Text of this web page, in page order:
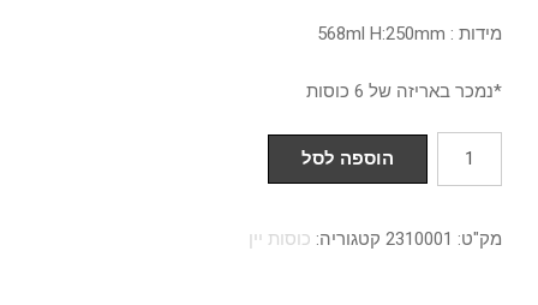
מידות : 568ml H:250mm
*נמכר באריזה של 6 כוסות
כמות
של
6
הוספה לסל
מק"ט: 2310001 קטגוריה: כוסות יין